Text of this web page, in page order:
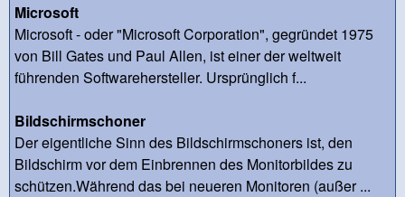
Microsoft
Microsoft - oder "Microsoft Corporation", gegründet 1975
von Bill Gates und Paul Allen, ist einer der weltweit
führenden Softwarehersteller. Ursprünglich f...
Bildschirmschoner
Der eigentliche Sinn des Bildschirmschoners ist, den
Bildschirm vor dem Einbrennen des Monitorbildes zu
schützen.Während das bei neueren Monitoren (außer ...